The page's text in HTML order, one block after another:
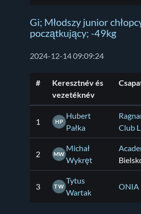
Gi; Młodszy junior
początkujący; -49kg
2024-12-14 09:09:24
#
Keresztnév és
vezetéknév
1 HP
Hubert
Pałka
Club
2 MW
Michał
Wykręt
3 TW
Tytus
Wartak
ONIA